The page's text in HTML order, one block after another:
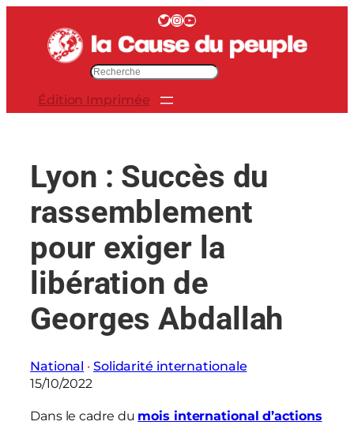
contenu
Twitter InstagramYouTube
e
r
Édition Imprimée
Lyon : Succès du
rassemblement
pour exiger la
libération de
Georges Abdallah
National · Solidarité internationale
15/10/2022
Dans le cadre du mois international d’actions